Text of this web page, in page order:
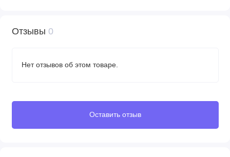
Отзывы 0
Нет отзывов об этом товаре.
Оставить отзыв